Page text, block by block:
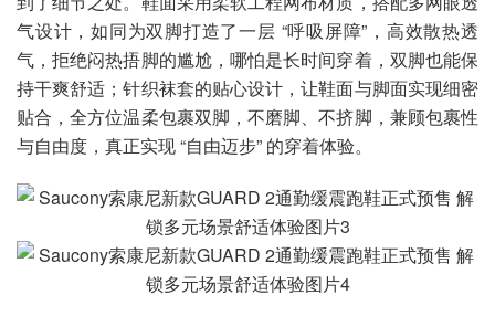
气设计，如同为双脚打造了一层 “呼吸屏障”，高效散热透
气，拒绝闷热捂脚的尴尬，哪怕是长时间穿着，双脚也能保
持干爽舒适；针织袜套的贴心设计，让鞋面与脚面实现细密
贴合，全方位温柔包裹双脚，不磨脚、不挤脚，兼顾包裹性
与自由度，真正实现 “自由迈步” 的穿着体验。